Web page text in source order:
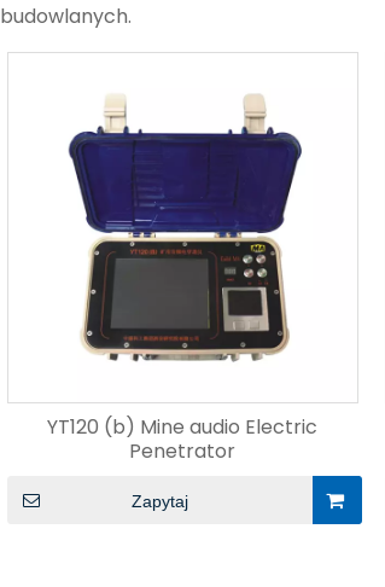
budowlanych.
YT120 (b) Mine audio Electric
Penetrator
Zapytaj